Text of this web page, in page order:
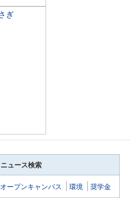
ニュース検索
オープンキャンパス 環境 奨学金